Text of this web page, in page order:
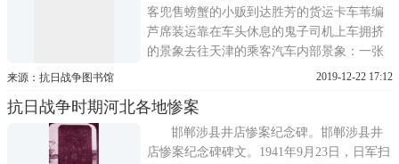
雄李兰溪。曾让
客兜售螃蟹的小贩到达胜芳的货运卡车苇编
芦席装运靠在车头休息的鬼子司机上车拥挤
的景象去往天津的乘客汽车内部景象：一张
丑陋可恶的鬼子脸，紧紧贴着旁边抱孩子的
的鬼子。可是电影里的鬼子是假的，这是头
货真价实的鬼子。胜芳古镇街道景观大清河
桥头的小摊贩车站门前胜芳古镇风
来源：抗日战争图书馆 2019-12-22 17:12
抗日战争时期河北各地惨案
邯郸涉县井店惨案纪念碑。邯郸涉县井
店惨案纪念碑碑文。1941年9月23日，日军扫